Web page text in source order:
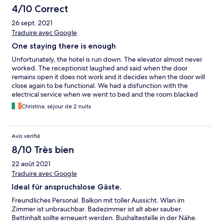
4/10 Correct
26 sept. 2021
Traduire avec Google
One staying there is enough
Unfortunately, the hotel is run down. The elevator almost never
worked. The receptionist laughed and said when the door
remains open it does not work and it decides when the door will
close again to be functional. We had a disfunction with the
electrical service when we went to bed and the room blacked
out. Lucky the receptionist could reset the braker but left the
two night lights broken. We changed room the next day by the
locked from both sides. The maid showed us the trick. The
breakfast was good but there were not enough tables to
accommodate all the people around 9.30 am. Some had to wait
for a table. This hotel needs a complete overhaul, especially the
bathrooms and the carpeting which in our second room was
heavily stained.
Christina, séjour de 2 nuits
Avis vérifié
8/10 Très bien
22 août 2021
Traduire avec Google
Ideal für anspruchslose Gäste.
Freundliches Personal. Balkon mit toller Aussicht. Wlan im
Zimmer ist unbrauchbar. Badezimmer ist alt aber sauber.
Bettinhalt sollte erneuert werden. Bushaltestelle in der Nähe.